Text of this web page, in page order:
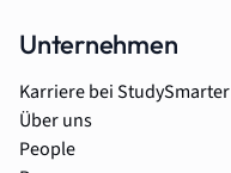
Unternehmen
Karriere bei StudySmarter
Über uns
People